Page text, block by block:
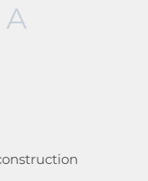
A